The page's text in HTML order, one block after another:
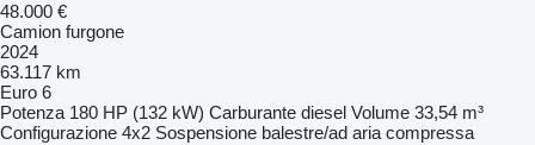
48.000 €
Camion furgone
2024
63.117 km
Euro 6
Potenza 180 HP (132 kW) Carburante diesel Volume 33,54 m³
Configurazione 4x2 Sospensione balestre/ad aria compressa